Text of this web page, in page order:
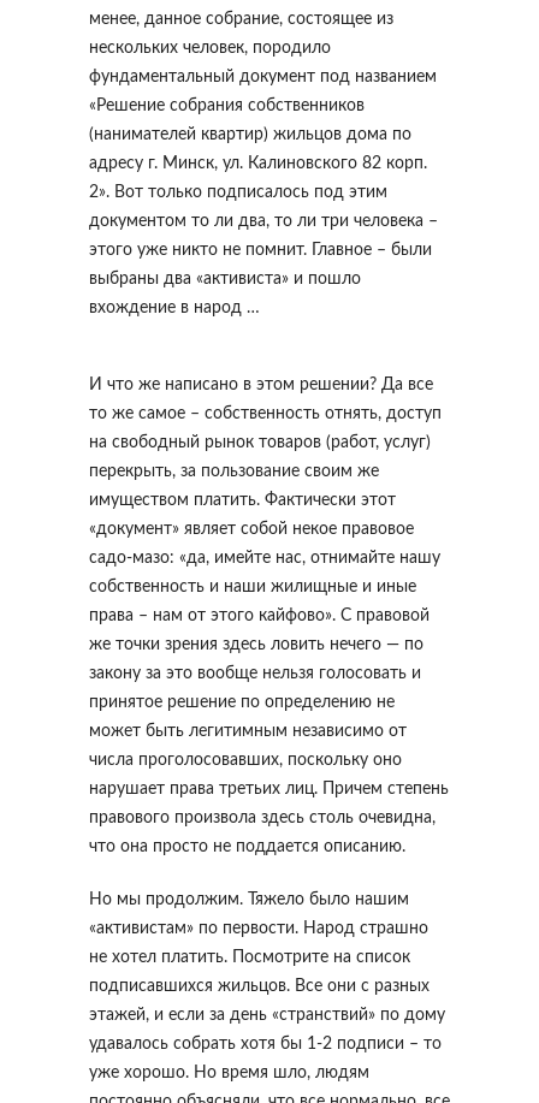
менее, данное собрание, состоящее из
нескольких человек, породило
фундаментальный документ под названием
«Решение собрания собственников
(нанимателей квартир) жильцов дома по
адресу г. Минск, ул. Калиновского 82 корп.
2». Вот только подписалось под этим
документом то ли два, то ли три человека –
этого уже никто не помнит. Главное – были
выбраны два «активиста» и пошло
вхождение в народ …
И что же написано в этом решении? Да все
то же самое – собственность отнять, доступ
на свободный рынок товаров (работ, услуг)
перекрыть, за пользование своим же
имуществом платить. Фактически этот
«документ» являет собой некое правовое
садо-мазо: «да, имейте нас, отнимайте нашу
собственность и наши жилищные и иные
права – нам от этого кайфово». С правовой
же точки зрения здесь ловить нечего — по
закону за это вообще нельзя голосовать и
принятое решение по определению не
может быть легитимным независимо от
числа проголосовавших, поскольку оно
нарушает права третьих лиц. Причем степень
правового произвола здесь столь очевидна,
что она просто не поддается описанию.
Но мы продолжим. Тяжело было нашим
«активистам» по первости. Народ страшно
не хотел платить. Посмотрите на список
подписавшихся жильцов. Все они с разных
этажей, и если за день «странствий» по дому
удавалось собрать хотя бы 1-2 подписи – то
уже хорошо. Но время шло, людям